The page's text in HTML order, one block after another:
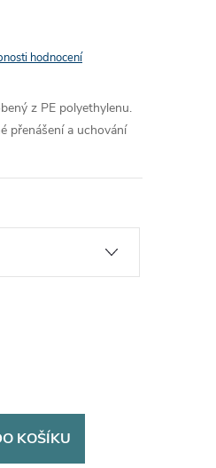
hodnocení
z PE polyethylenu.
přenášení a uchování
KOŠÍKU